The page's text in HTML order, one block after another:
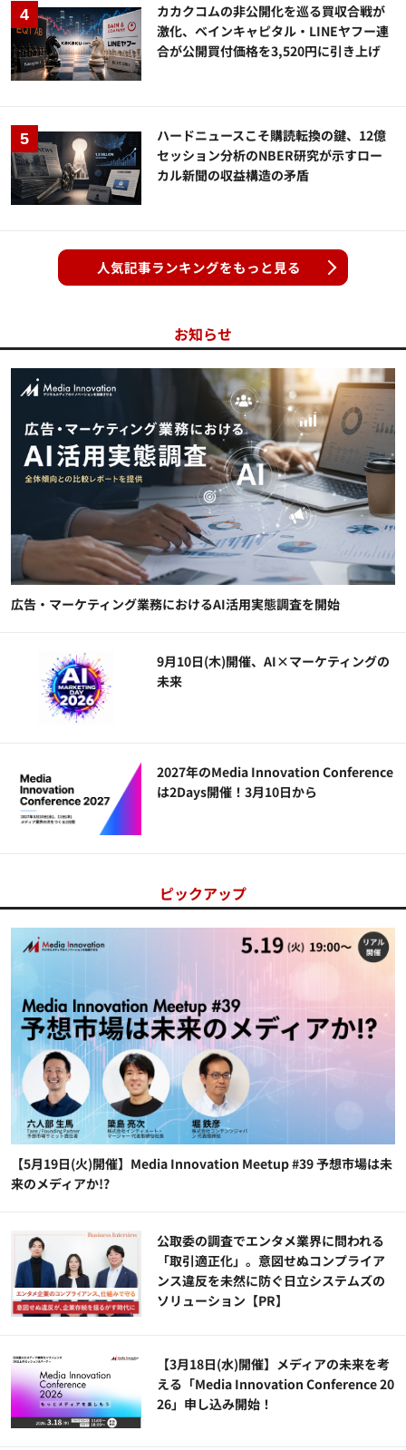
カカクコムの非公開化を巡る買収合戦が
激化、ベインキャピタル・LINEヤフー連
合が公開買付価格を3,520円に引き上げ
ハードニュースこそ購読転換の鍵、12億
セッション分析のNBER研究が示すロー
カル新聞の収益構造の矛盾
人気記事ランキングをもっと見る
お知らせ
広告・マーケティング業務におけるAI活用実態調査を開始
9月10日(木)開催、AI×マーケティングの
未来
2027年のMedia Innovation Conference
は2Days開催！3月10日から
ピックアップ
【5月19日(火)開催】Media Innovation Meetup #39 予想市場は未
来のメディアか!?
公​​取委の調査でエンタメ業界に問われる
「取引適正化」。意図せぬコンプライア
ンス違反を未然に防ぐ日立システムズの
ソリューション​【PR】
【3月18日(水)開催】メディアの未来を考
える「Media Innovation Conference 20
26」申し込み開始！